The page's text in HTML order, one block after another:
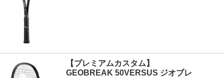
【プレミアムカスタム】
GEOBREAK 50VERSUS ジオブレ